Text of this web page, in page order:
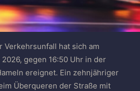
Verkehrsunfall hat sich am
gegen 16:50 Uhr in der
ereignet. Ein zehnjähriger
Überqueren der Straße mit